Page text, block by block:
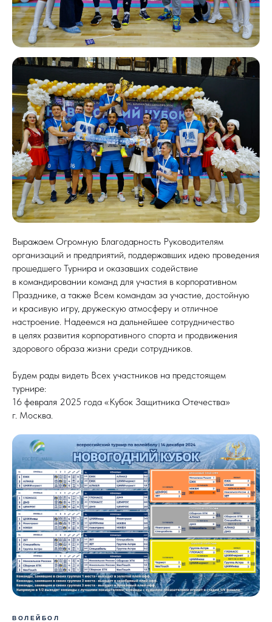
Выражаем Огромную Благодарность Руководителям
организаций и предприятий, поддержавших идею проведения
прошедшего Турнира и оказавших содействие
в командировании команд для участия в корпоративном
Празднике, а также Всем командам за участие, достойную
и красивую игру, дружескую атмосферу и отличное
настроение. Надеемся на дальнейшее сотрудничество
в целях развития корпоративного спорта и продвижения
здорового образа жизни среди сотрудников.
Будем рады видеть Всех участников на предстоящем
турнире:
16 февраля 2025 года «Кубок Защитника Отечества»
г. Москва.
ВОЛЕЙБОЛ